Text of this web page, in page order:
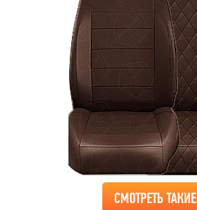
СМОТРЕТЬ ТАКИЕ